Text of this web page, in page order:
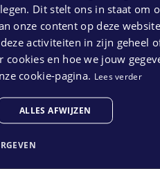
Dit stelt ons in staat om
onze content op deze
activiteiten in zijn geheel
en hoe we jouw
cookie-pagina. Lees verder
ALLES AFWIJZEN